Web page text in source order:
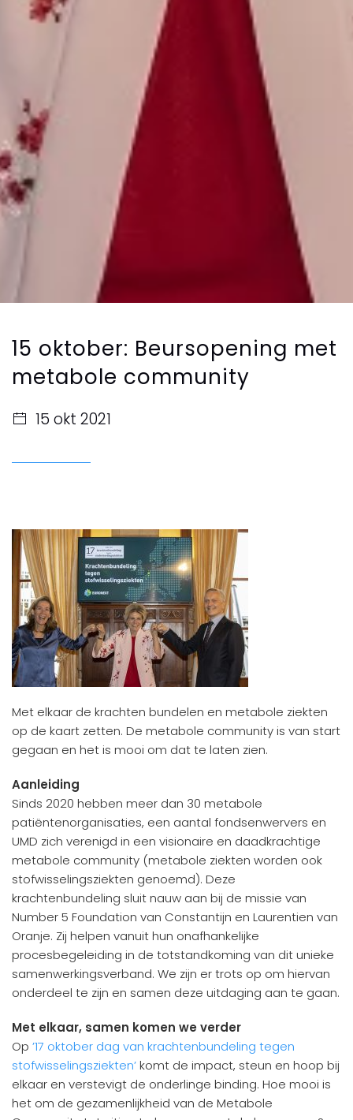
15 oktober: Beursopening met
metabole community
15 okt 2021
Met elkaar de krachten bundelen en metabole ziekten
op de kaart zetten. De metabole community is van start
gegaan en het is mooi om dat te laten zien.
Aanleiding
Sinds 2020 hebben meer dan 30 metabole
patiëntenorganisaties, een aantal fondsenwervers en
UMD zich verenigd in een visionaire en daadkrachtige
metabole community (metabole ziekten worden ook
stofwisselingsziekten genoemd). Deze
krachtenbundeling sluit nauw aan bij de missie van
Number 5 Foundation van Constantijn en Laurentien van
Oranje. Zij helpen vanuit hun onafhankelijke
procesbegeleiding in de totstandkoming van dit unieke
samenwerkingsverband. We zijn er trots op om hiervan
onderdeel te zijn en samen deze uitdaging aan te gaan.
Met elkaar, samen komen we verder
Op ’17 oktober dag van krachtenbundeling tegen
stofwisselingsziekten’komt de impact, steun en hoop bij
elkaar en verstevigt de onderlinge binding. Hoe mooi is
het om de gezamenlijkheid van de Metabole